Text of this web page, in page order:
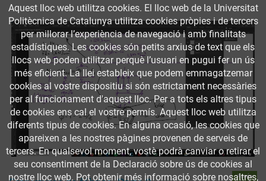
Accés
Aquest lloc web utilitza cookies. El lloc web de la Universitat
Politècnica de Catalunya utilitza cookies pròpies i de tercers
per millorar l’experiència de navegació i amb finalitats
estadístiques. Les cookies són petits arxius de text que els
llocs web poden utilitzar perquè l’usuari en pugui fer un ús
més eficient. La llei estableix que podem emmagatzemar
cookies al vostre dispositiu si són estrictament necessàries
per al funcionament d'aquest lloc. Per a tots els altres tipus
de cookies ens cal el vostre permís. Aquest lloc web utilitza
diferents tipus de cookies. En alguna ocasió, les cookies que
apareixen a les nostres pàgines provenen de serveis de
tercers. En qualsevol moment, vostè podrà canviar o retirar el
seu consentiment de la Declaració sobre ús de cookies al
nostre lloc web. Pot obtenir més informació sobre nosaltres,